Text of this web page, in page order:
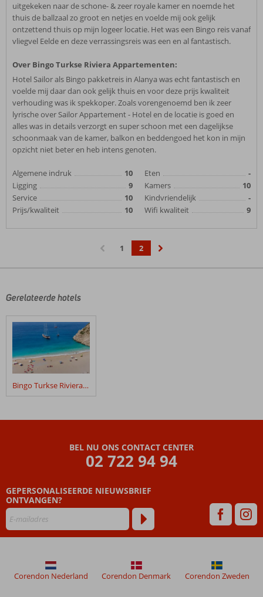
uitgekeken naar de schone- & zeer royale kamer en noemde het
thuis de ballzaal zo groot en netjes en voelde mij ook gelijk
ontzettend thuis op mijn logeer locatie. Het was een Bingo reis vanaf
vliegvel Eelde en deze verrassingsreis was een en al fantastisch.
Over Bingo Turkse Riviera Appartementen:
Hotel Sailor als Bingo pakketreis in Alanya was echt fantastisch en
voelde mij daar dan ook gelijk thuis en voor deze prijs kwaliteit
verhouding was ik spekkoper. Zoals vorengenoemd ben ik zeer
lyrische over Sailor Appartement - Hotel en de locatie is goed en
alles was in details verzorgt en super schoon met een dagelijkse
schoonmaak van de kamer, balkon en beddengoed het kon in mijn
opzicht niet beter en heb intens genoten.
Algemene indruk
10
Ligging
9
Service
10
Prijs/kwaliteit
10
Eten
-
Kamers
10
Kindvriendelijk
-
Wifi kwaliteit
9
1
2
Gerelateerde hotels
Bingo Turkse Riviera 4*
BEL NU ONS CONTACT CENTER
02 722 94 94
GEPERSONALISEERDE NIEUWSBRIEF
ONTVANGEN?
Corendon Nederland Corendon Denmark Corendon Zweden